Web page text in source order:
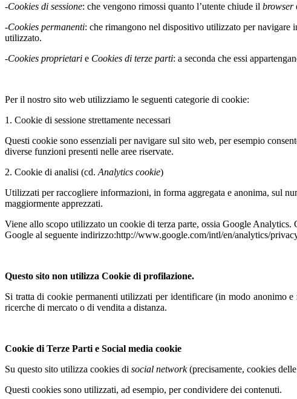
-Cookies di sessione: che vengono rimossi quanto l’utente chiude il browser
-Cookies permanenti: che rimangono nel dispositivo utilizzato per navigare
utilizzato.
-Cookies proprietari e Cookies di terze parti: a seconda che essi
Per il nostro sito web utilizziamo le seguenti categorie di cookie:
1. Cookie di sessione strettamente necessari
Questi cookie sono essenziali per navigare sul sito web, per esempio
diverse funzioni presenti nelle aree riservate.
2. Cookie di analisi (cd. Analytics cookie)
Utilizzati per raccogliere informazioni, in forma aggregata e anonima, sul
maggiormente apprezzati.
Viene allo scopo utilizzato un cookie di terza parte, ossia Google Analytics.
Google al seguente indirizzo:http://www.google.com/intl/en/analytics/
Questo sito non utilizza Cookie di profilazione.
Si tratta di cookie permanenti utilizzati per identificare (in modo anonimo
ricerche di mercato o di vendita a distanza.
Cookie di Terze Parti e Social media cookie
Su questo sito utilizza cookies di social network(precisamente, cookies
Questi cookies sono utilizzati, ad esempio, per condividere dei contenuti.